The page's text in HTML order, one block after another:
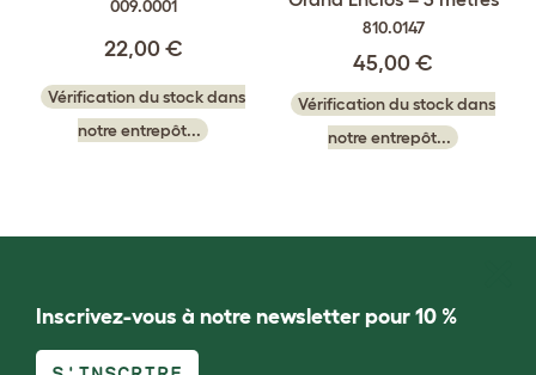
009.0001
22,00 €
Vérification du stock dans
notre entrepôt...
810.0147
45,00 €
Vérification du stock dans
notre entrepôt...
Inscrivez-vous à notre newsletter pour 10 %